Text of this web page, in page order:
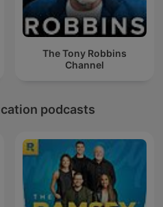
The Tony Robbins
Channel
podcasts